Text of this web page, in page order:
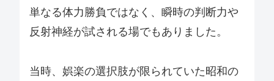
単なる体力勝負ではなく、瞬時の判断力や
反射神経が試される場でもありました。
当時、娯楽の選択肢が限られていた昭和の